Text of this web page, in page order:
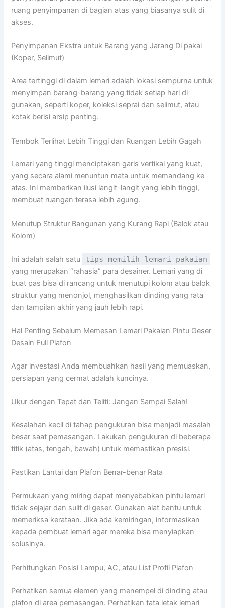
ruang penyimpanan di bagian atas yang biasanya sulit di
akses.
Penyimpanan Ekstra untuk Barang yang Jarang Di pakai
(Koper, Selimut)
Area tertinggi di dalam lemari adalah lokasi sempurna untuk
menyimpan barang-barang yang tidak setiap hari di
gunakan, seperti koper, koleksi seprai dan selimut, atau
kotak berisi arsip penting.
Tembok Terlihat Lebih Tinggi dan Ruangan Lebih Gagah
Lemari yang tinggi menciptakan garis vertikal yang kuat,
yang secara alami menuntun mata untuk memandang ke
atas. Ini memberikan ilusi langit-langit yang lebih tinggi,
membuat ruangan terasa lebih agung.
Menutup Struktur Bangunan yang Kurang Rapi (Balok atau
Kolom)
Ini adalah salah satu tips memilih lemari pakaian
yang merupakan “rahasia” para desainer. Lemari yang di
buat pas bisa di rancang untuk menutupi kolom atau balok
struktur yang menonjol, menghasilkan dinding yang rata
dan tampilan akhir yang jauh lebih rapi.
Hal Penting Sebelum Memesan Lemari Pakaian Pintu Geser
Desain Full Plafon
Agar investasi Anda membuahkan hasil yang memuaskan,
persiapan yang cermat adalah kuncinya.
Ukur dengan Tepat dan Teliti: Jangan Sampai Salah!
Kesalahan kecil di tahap pengukuran bisa menjadi masalah
besar saat pemasangan. Lakukan pengukuran di beberapa
titik (atas, tengah, bawah) untuk memastikan presisi.
Pastikan Lantai dan Plafon Benar-benar Rata
Permukaan yang miring dapat menyebabkan pintu lemari
tidak sejajar dan sulit di geser. Gunakan alat bantu untuk
memeriksa kerataan. Jika ada kemiringan, informasikan
kepada pembuat lemari agar mereka bisa menyiapkan
solusinya.
Perhitungkan Posisi Lampu, AC, atau List Profil Plafon
Perhatikan semua elemen yang menempel di dinding atau
plafon di area pemasangan. Perhatikan tata letak lemari